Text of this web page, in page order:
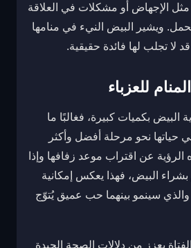
الإجهاض أو مشكلات في العلاقة
ويشير البيض النيء في منامها
لا تجلب لها فائدة حقيقية.
للعزباء
البيض بكميات كبيرة، فغالبًا ما
حياتها نحو مرحلة أفضل وأكثر
الرؤية عن اقتراب موعد زفافها وإذا
البيض، فهذا يعكس إمكانية
والذي سينمو بينهما حب عميق يُتوّج
يعزز من دلالات الصحة الجيدة